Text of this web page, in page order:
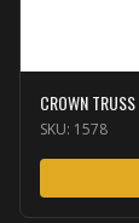
CROWN
SKU: 1578